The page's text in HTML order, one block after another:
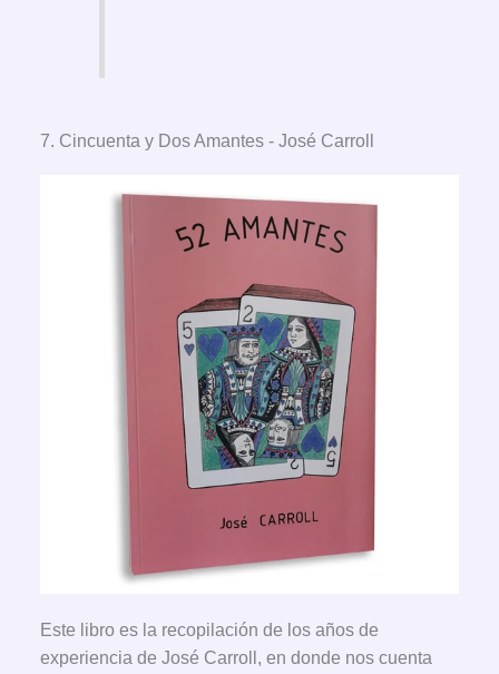
7. Cincuenta y Dos Amantes - José Carroll
Este libro es la recopilación de los años de
experiencia de José Carroll, en donde nos cuenta